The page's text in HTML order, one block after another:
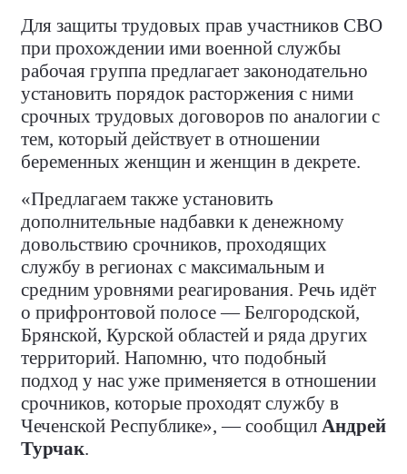
Для защиты трудовых прав участников СВО
при прохождении ими военной службы
рабочая группа предлагает законодательно
установить порядок расторжения с ними
срочных трудовых договоров по аналогии с
тем, который действует в отношении
беременных женщин и женщин в декрете.
«Предлагаем также установить
дополнительные надбавки к денежному
довольствию срочников, проходящих
службу в регионах с максимальным и
средним уровнями реагирования. Речь идёт
о прифронтовой полосе — Белгородской,
Брянской, Курской областей и ряда других
территорий. Напомню, что подобный
подход у нас уже применяется в отношении
срочников, которые проходят службу в
Чеченской Республике», — сообщил Андрей
Турчак.